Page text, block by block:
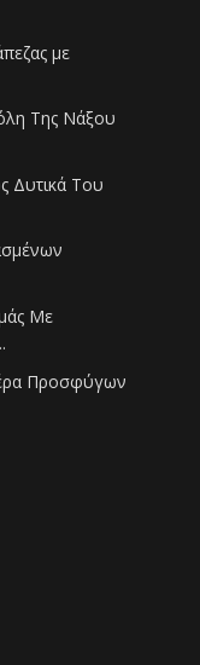
με
Της Νάξου
Δυτικά Του
Με
Προσφύγων